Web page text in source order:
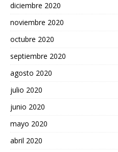
diciembre 2020
noviembre 2020
octubre 2020
septiembre 2020
agosto 2020
julio 2020
junio 2020
mayo 2020
abril 2020